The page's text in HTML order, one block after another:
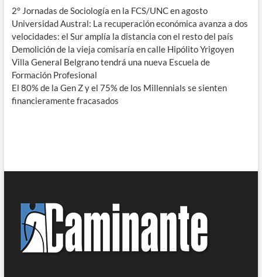
2° Jornadas de Sociología en la FCS/UNC en agosto
Universidad Austral: La recuperación económica avanza a dos
velocidades: el Sur amplía la distancia con el resto del país
Demolición de la vieja comisaría en calle Hipólito Yrigoyen
Villa General Belgrano tendrá una nueva Escuela de
Formación Profesional
El 80% de la Gen Z y el 75% de los Millennials se sienten
financieramente fracasados